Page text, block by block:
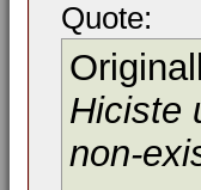
Quote:
Hiciste
non-